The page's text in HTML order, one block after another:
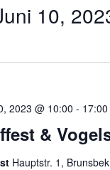
10,
&
2023 @ 10:00 - 17:00
Hauptstr. 1,